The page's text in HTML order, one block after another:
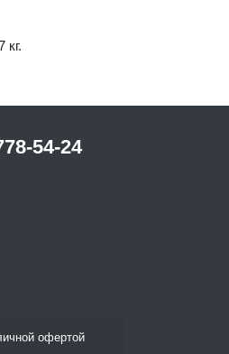
54-24
офертой